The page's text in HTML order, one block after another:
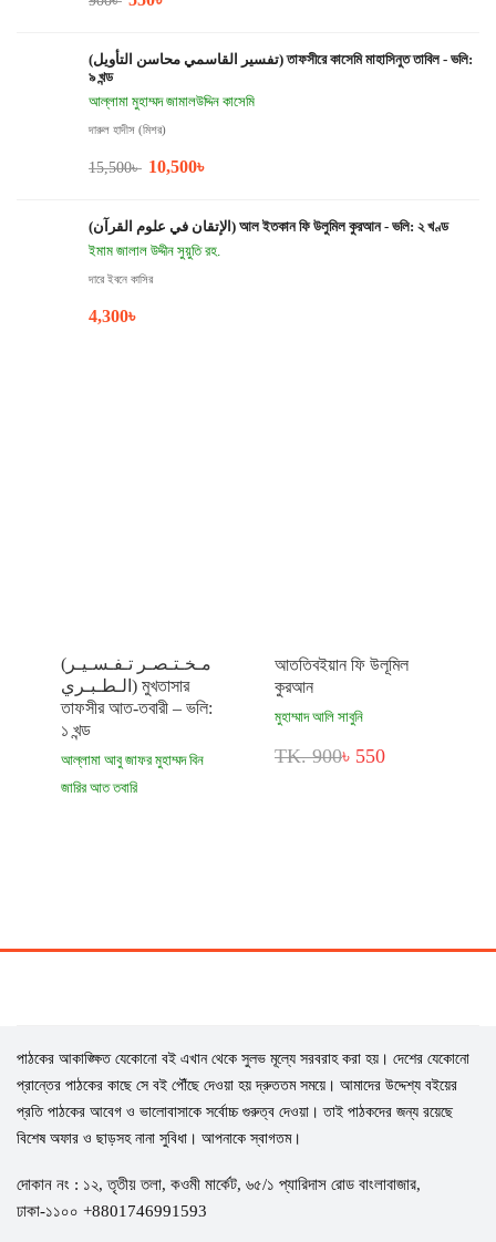
(تفسير القاسمي محاسن التأويل) তাফসীরে কাসেমি মাহাসিনুত তাবিল - ভলি:
৯ খন্ড
আল্লামা মুহাম্মদ জামালউদ্দিন কাসেমি
দারুল হাদীস (মিশর)
15,500৳ 10,500৳
(الإتقان في علوم القرآن) আল ইতকান ফি উলুমিল কুরআন - ভলি: ২ খণ্ড
ইমাম জালাল উদ্দীন সুয়ুতি রহ.
দারে ইবনে কাসির
4,300৳
(مـخـتـصـر تـفـسـيـر
الـطـبـري) মুখতাসার
তাফসীর আত-তবারী – ভলি:
১ খন্ড
আল্লামা আবু জাফর মুহাম্মদ বিন
জারির আত তবারি
আততিবইয়ান ফি উলূমিল
কুরআন
মুহাম্মাদ আলি সাবুনি
TK. 900৳ 550
পাঠকের আকাঙ্ক্ষিত যেকোনো বই এখান থেকে সুলভ মূল্যে সরবরাহ করা হয়। দেশের যেকোনো
প্রান্তের পাঠকের কাছে সে বই পৌঁছে দেওয়া হয় দ্রুততম সময়ে। আমাদের উদ্দেশ্য বইয়ের
প্রতি পাঠকের আবেগ ও ভালোবাসাকে সর্বোচ্চ গুরুত্ব দেওয়া। তাই পাঠকদের জন্য রয়েছে
বিশেষ অফার ও ছাড়সহ নানা সুবিধা। আপনাকে স্বাগতম।
দোকান নং : ১২, তৃতীয় তলা, কওমী মার্কেট, ৬৫/১ প্যারিদাস রোড বাংলাবাজার,
ঢাকা-১১০০ +8801746991593